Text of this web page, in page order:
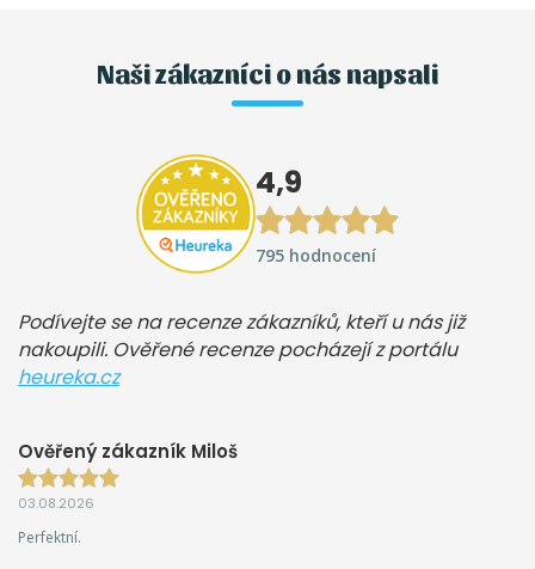
Naši zákazníci o nás napsali
4,9
795 hodnocení
Podívejte se na recenze zákazníků, kteří u nás již
nakoupili. Ověřené recenze pocházejí z portálu
heureka.cz
Ověřený zákazník Miloš
03.08.2026
Perfektní.